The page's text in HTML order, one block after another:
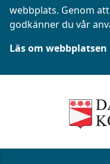
webbplats. Genom
godkänner du vår
Läs om webbplatsen